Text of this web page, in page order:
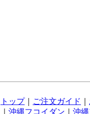
トップ｜ ご注文ガイド
沖縄フコイダン 沖